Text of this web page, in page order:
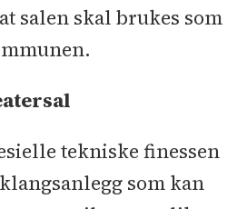
salen skal brukes som
tekniske finessen
som kan